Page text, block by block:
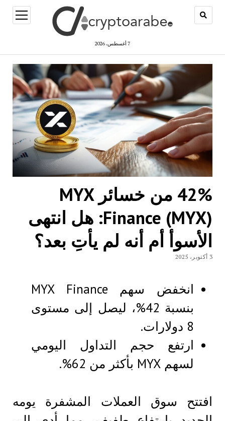
7 أغسطس، 2026
open
menu
42% من خسائر MYX
Finance (MYX): هل انتهى
الأسوأ أم أنه لم يأتِ بعد؟
3 أكتوبر، 2025
انخفض سهم MYX Finance
بنسبة 42%، ليصل إلى مستوى
8 دولارات.
ارتفع حجم التداول اليومي
لسهم MYX بأكثر من 62%.
افتتح سوق العملات المشفرة يومه